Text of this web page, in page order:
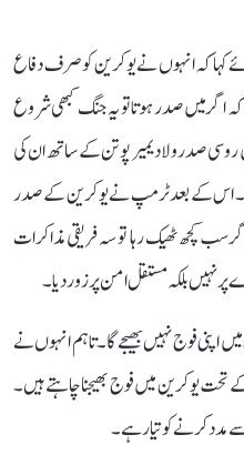
کہا کہ انہوں نے یوکرین کو صرف دفاع
اگر میں صدر ہوتا تو یہ جنگ کبھی شروع
روسی صدر ولادیمیر پوتن کے ساتھ ان کی
سکی۔ اس کے بعد ٹرمپ نے یوکرین کے صدر
سب کچھ ٹھیک رہا تو سہ فریقی مذاکرات
بلکہ مستقل امن پر زور دیا۔
اپنی فوج نہیں بھیجے گا۔ تاہم انہوں نے
تحت یوکرین میں فوج بھیجنا چاہتے ہیں۔
کرنے کو تیار ہے۔